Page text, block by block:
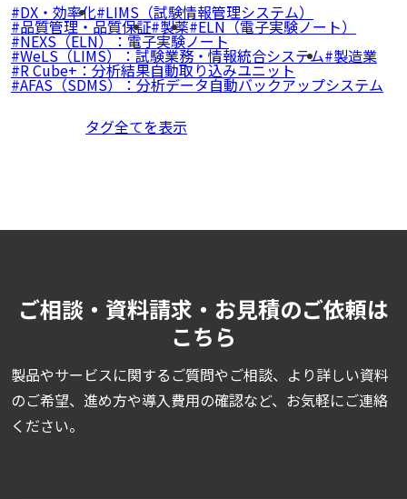
DX・効率化 LIMS（試験情報管理システム）
品質管理・品質保証 製薬 ELN（電子実験ノート）
NEXS（ELN）：電子実験ノート
WeLS（LIMS）：試験業務・情報統合システム 製造業
R Cube+：分析結果自動取り込みユニット
AFAS（SDMS）：分析データ自動バックアップシステム
タグ全てを表示
ご相談・資料請求・お見積のご依頼は
こちら
製品やサービスに関するご質問やご相談、より詳しい資料
のご希望、進め方や導入費用の確認など、お気軽にご連絡
ください。